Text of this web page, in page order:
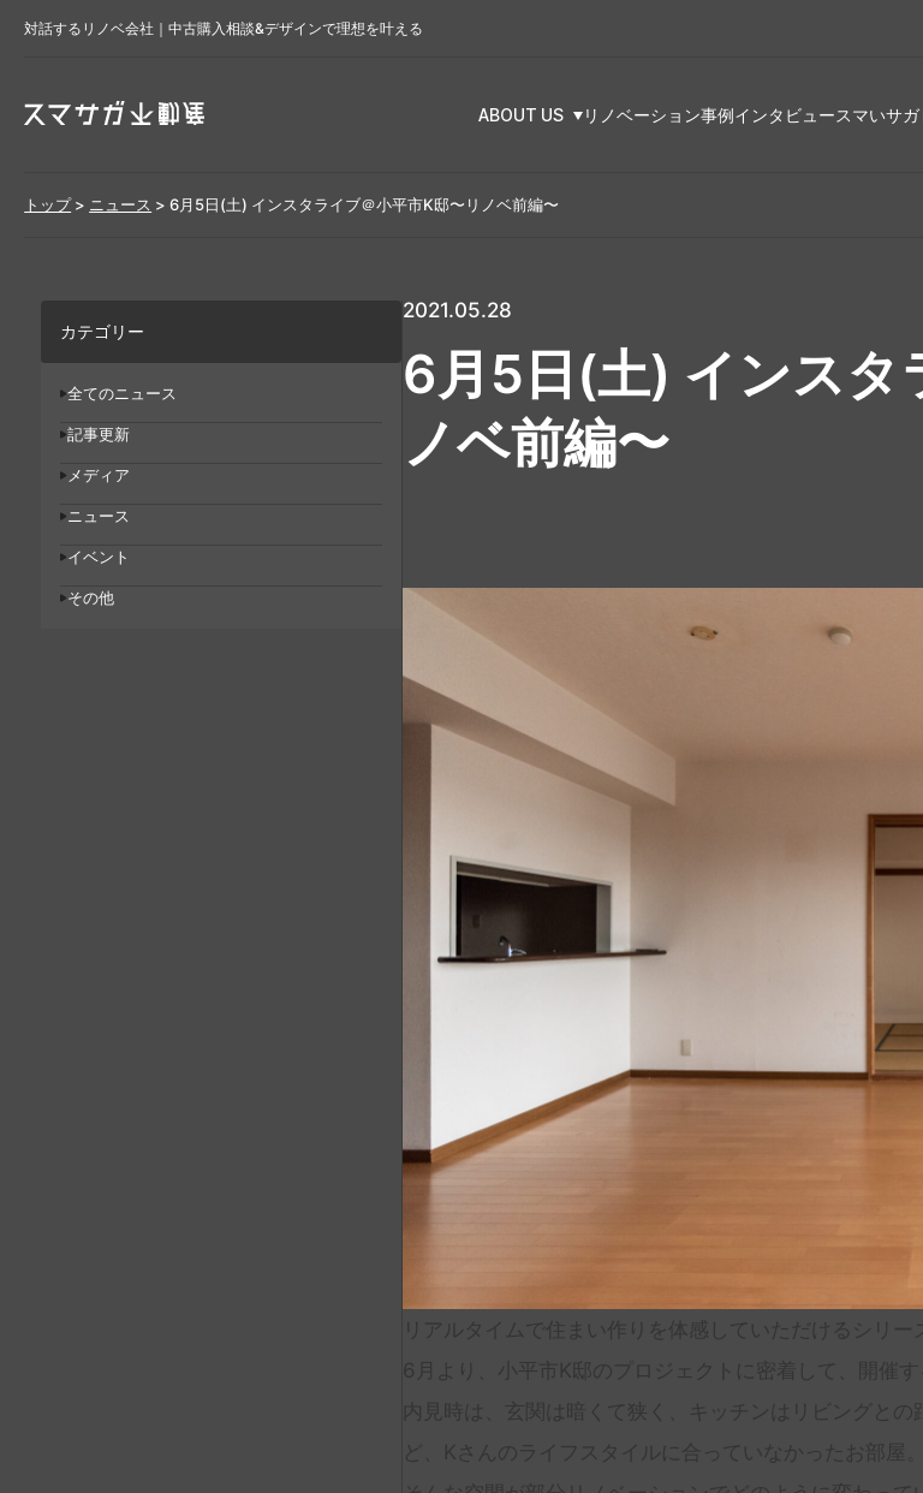
対話するリノベ会社｜中古購入相談&デザインで理想を叶える
ABOUT US リノベーション事例インタビュースマいサ
トップ> ニュース >6月5日(土) インスタライブ＠小平市K邸〜リノベ前編〜
カテゴリー
全てのニュース
記事更新
メディア
ニュース
イベント
その他
2021.05.28
6月5日(土) インスタ
ノベ前編〜
リアルタイムで住まい作りを体感していただけるシリ
6月より、小平市K邸のプロジェクトに密着して、開催す
内見時は、玄関は暗くて狭く、キッチンはリビングと
ど、Kさんのライフスタイルに合っていなかったお部屋。